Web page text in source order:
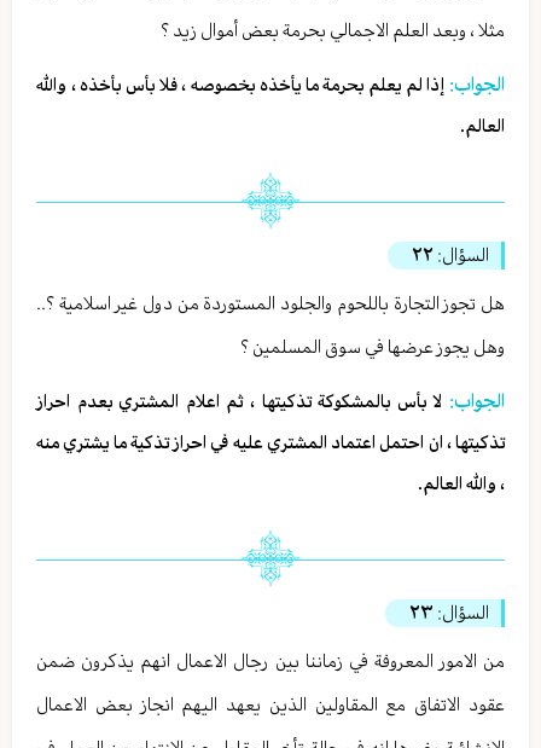
مثلا ، وبعد العلم الاجمالي بحرمة بعض أموال زيد ؟
الجواب: إذا لم يعلم بحرمة ما يأخذه بخصوصه ، فلا بأس بأخذه ، والله
العالم.
السؤال: ٢٢
هل تجوز التجارة باللحوم والجلود المستوردة من دول غير اسلامية ؟..
وهل يجوز عرضها في سوق المسلمين ؟
الجواب: لا بأس بالمشكوكة تذكيتها ، ثم اعلام المشتري بعدم احراز
تذكيتها ، ان احتمل اعتماد المشتري عليه في احراز تذكية ما يشتري منه
، والله العالم.
السؤال: ٢٣
من الامور المعروفة في زماننا بين رجال الاعمال انهم يذكرون ضمن
عقود الاتفاق مع المقاولين الذين يعهد اليهم انجاز بعض الاعمال